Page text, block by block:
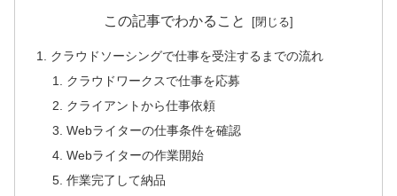
この記事でわかること
クラウドソーシングで仕事を受注するまでの流れ
クラウドワークスで仕事を応募
クライアントから仕事依頼
Webライターの仕事条件を確認
Webライターの作業開始
作業完了して納品